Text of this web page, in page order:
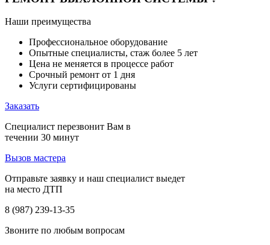
Наши преимущества
Профессиональное оборудование
Опытные специалисты, стаж более 5 лет
Цена не меняется в процессе работ
Срочный ремонт от 1 дня
Услуги сертифицированы
Заказать
Специалист перезвонит Вам в
течении 30 минут
Вызов мастера
Отправьте заявку и наш специалист выедет
на место ДТП
8 (987) 239-13-35
Звоните по любым вопросам